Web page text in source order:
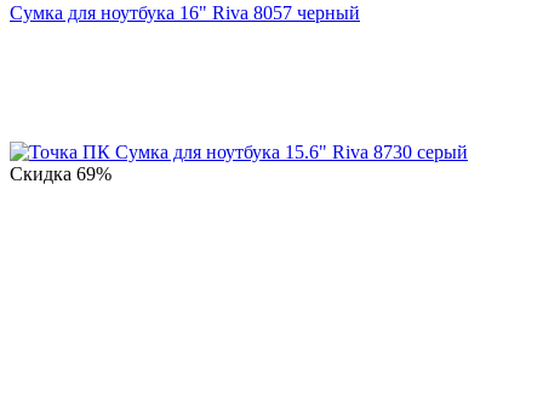
Сумка для ноутбука 16" Riva 8057 черный
Скидка 69%